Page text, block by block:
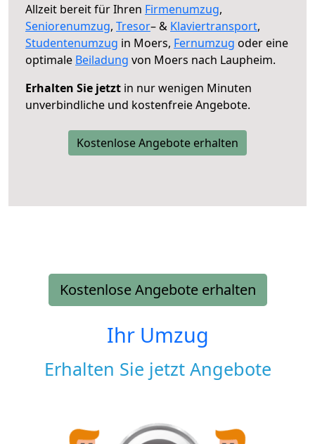
Allzeit bereit für Ihren Firmenumzug,
Seniorenumzug, Tresor– & Klaviertransport,
Studentenumzug in Moers, Fernumzug oder eine
optimale Beiladung von Moers nach Laupheim.
Erhalten Sie jetzt in nur wenigen Minuten
unverbindliche und kostenfreie Angebote.
Kostenlose Angebote erhalten
Kostenlose Angebote erhalten
Ihr Umzug
Erhalten Sie jetzt Angebote